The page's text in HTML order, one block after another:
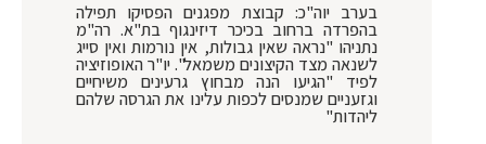
בערב יוה"כ: קבוצת מפגנים הפסיקו תפילה
בהפרדה ברחוב בכיכר דיזינגוף בת"א. רה"מ
נתניהו "נראה שאין גבולות, אין נורמות ואין סייג
לשנאה מצד הקיצונים משמאל". יו"ר האופוזיציה
לפיד "הגיעו הנה מבחוץ גרעינים משיחיים
וגזעניים שמנסים לכפות עלינו את הגרסה שלהם
ליהדות"